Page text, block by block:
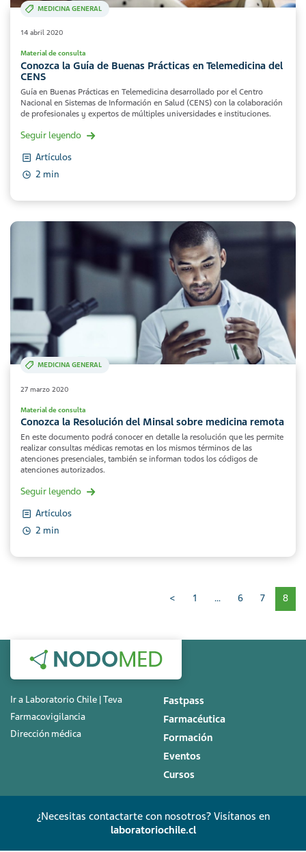
MEDICINA GENERAL
14 abril 2020
Material de consulta
Conozca la Guía de Buenas Prácticas en Telemedicina del
CENS
Guía en Buenas Prácticas en Telemedicina desarrollado por el Centro
Nacional en Sistemas de Información en Salud (CENS) con la colaboración
de profesionales y expertos de múltiples universidades e instituciones.
Seguir leyendo
Artículos
2 min
MEDICINA GENERAL
27 marzo 2020
Material de consulta
Conozca la Resolución del Minsal sobre medicina remota
En este documento podrá conocer en detalle la resolución que les permite
realizar consultas médicas remotas en los mismos términos de las
atenciones presenciales, también se informan todos los códigos de
atenciones autorizados.
Seguir leyendo
Artículos
2 min
< 1 … 6 7 8
Ir a Laboratorio Chile | Teva
Farmacovigilancia
Dirección médica
Fastpass
Farmacéutica
Formación
Eventos
Cursos
¿Necesitas contactarte con nosotros? Visítanos en
laboratoriochile.cl